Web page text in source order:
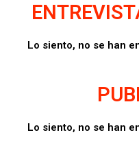
Lo siento, no se han
Lo siento, no se han